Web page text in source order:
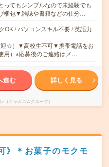
ってもシンプルなので未経験でも
梱包▼雑誌や書籍などの仕分…
OK / パソコンスキル不要 / 英語力
☆）▼高校生不可▼携帯電話をお
用）※応募後のご連絡はメ…
進む 詳しく見る
（キャムコムグループ）
》＊お菓子のモクモ